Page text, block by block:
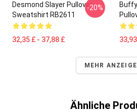
Desmond Slayer Pullover
Sweatshirt RB2611
32,35 £ - 37,88 £
-20%
MEHR
Ähnliche